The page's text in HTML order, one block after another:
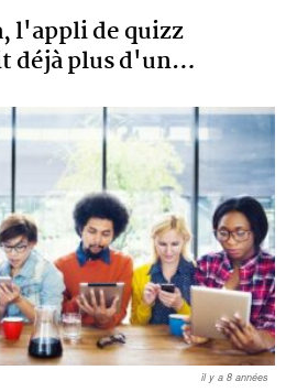
l'appli de quizz
déjà plus d'un…
il y a 8 années